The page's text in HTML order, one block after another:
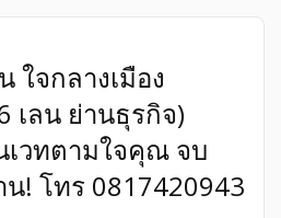
ล่งชุมชนใจกลางเมือง บนถนน 6
ใกล้ตลาด (ย่านร้านทอง/คลินิก/
ารเดินทาง: มีที่จอดรถสะดวกสบาย
านได้ง่ายมาก ไม่ต้องวนหาที่จอด
สูง 4 ชั้น เต็มพื้นที่ • 3 ห้องน้ำ |
นสะดุดตา • พื้นที่ใช้สอยรวม 80 […]
ใจกลางเมือง
เลน ย่านธุรกิจ)
เวทตามใจคุณ จบ
! โทร 0817420943